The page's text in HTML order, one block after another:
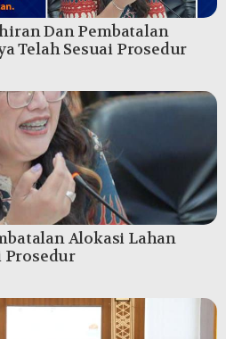
Dan Pembatalan
Telah Sesuai Prosedur
Alokasi Lahan
Prosedur